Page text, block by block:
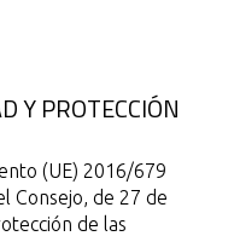
Y PROTECCIÓN
(UE) 2016/679
Consejo, de 27 de
de las